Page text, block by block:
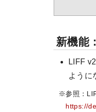
新機能
LIFF
ように
※参照：
https://